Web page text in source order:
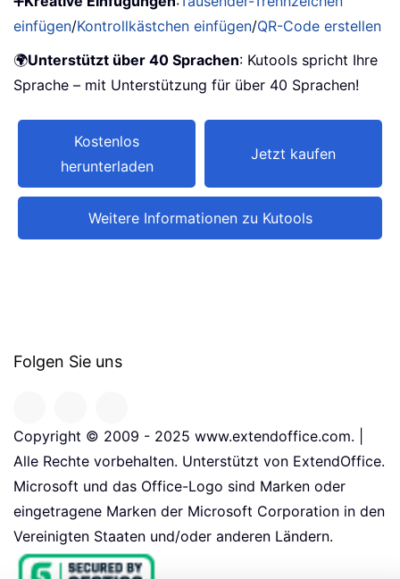
einfügen/Kontrollkästchen einfügen/QR-Code erstellen
🌍Unterstützt über 40 Sprachen: Kutools spricht Ihre
Sprache – mit Unterstützung für über 40 Sprachen!
Kostenlos
herunterladen
Jetzt kaufen
Weitere Informationen zu Kutools
Folgen Sie uns
Copyright © 2009 - 2025 www.extendoffice.com. |
Alle Rechte vorbehalten. Unterstützt von ExtendOffice.
Microsoft und das Office-Logo sind Marken oder
eingetragene Marken der Microsoft Corporation in den
Vereinigten Staaten und/oder anderen Ländern.